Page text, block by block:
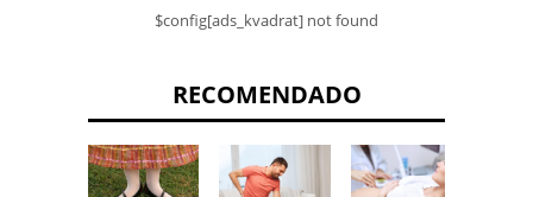
$config[ads_kvadrat] not found
RECOMENDADO